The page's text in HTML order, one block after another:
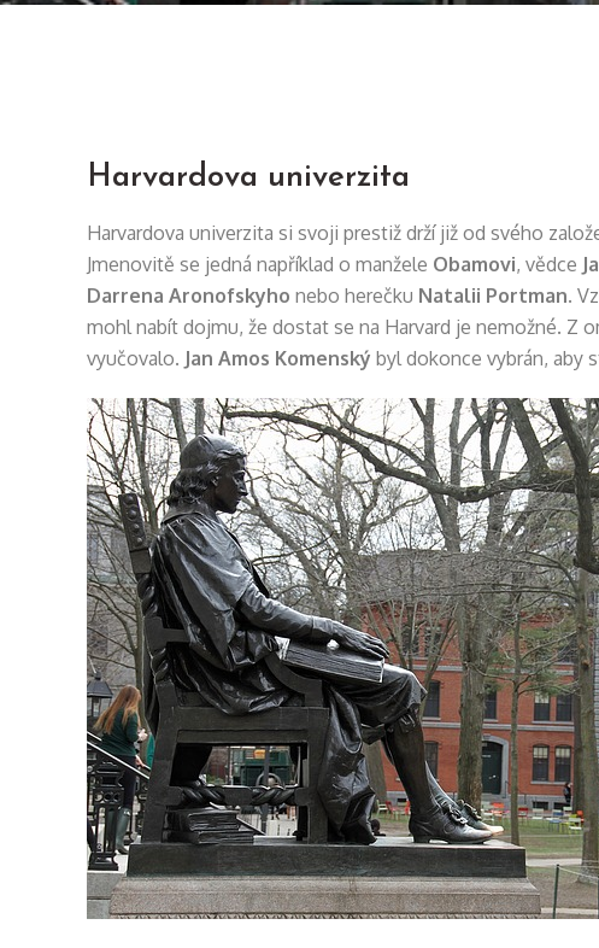
Harvardova univerzita
Harvardova univerzita si svoji prestiž drží již od svého
Jmenovitě se jedná například o manžele Obamovi, vědce
Darrena Aronofskyho nebo herečku Natalii Portman.
mohl nabít dojmu, že dostat se na Harvard je nemožné. Z
vyučovalo. Jan Amos Komenský byl dokonce vybrán, aby